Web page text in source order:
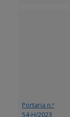
Portaria n.º
54-H/2023